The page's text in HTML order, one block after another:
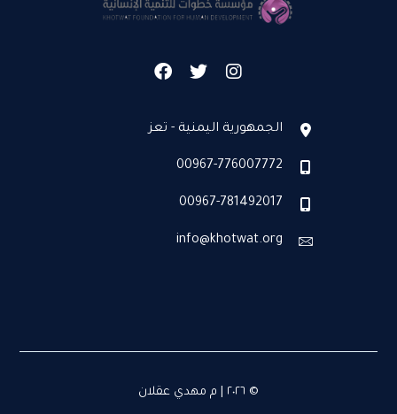
الجمهورية اليمنية - تعز
00967-776007772
00967-781492017
info@khotwat.org
© ٢٠٢٦ | م مهدي عقلان